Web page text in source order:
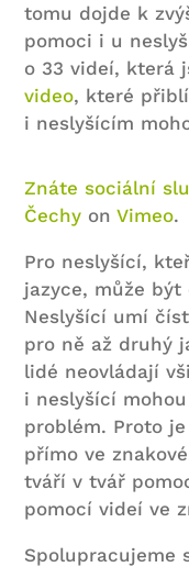
tomu dojde k
pomoci i u
o 33 videí, která
video, které
i neslyšícím
Znáte sociální
Čechy onVimeo.
Pro neslyšící,
jazyce, může
Neslyšící umí
pro ně až druhý
lidé neovládají
i neslyšící
problém. Proto
přímo ve
tváří v tvář
pomocí videí ve
Spolupracujeme